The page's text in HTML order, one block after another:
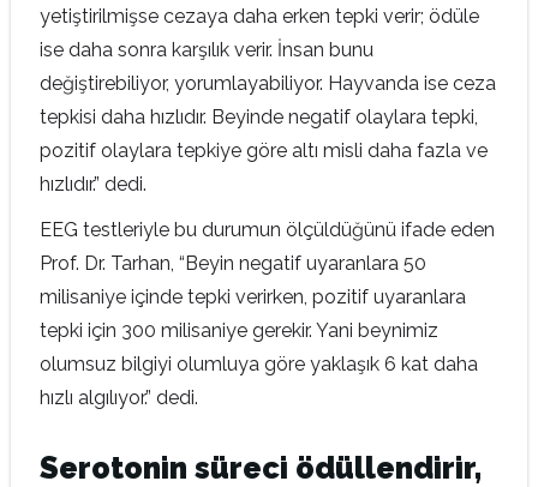
yetiştirilmişse cezaya daha erken tepki verir; ödüle
ise daha sonra karşılık verir. İnsan bunu
değiştirebiliyor, yorumlayabiliyor. Hayvanda ise ceza
tepkisi daha hızlıdır. Beyinde negatif olaylara tepki,
pozitif olaylara tepkiye göre altı misli daha fazla ve
hızlıdır.” dedi.
EEG testleriyle bu durumun ölçüldüğünü ifade eden
Prof. Dr. Tarhan, “Beyin negatif uyaranlara 50
milisaniye içinde tepki verirken, pozitif uyaranlara
tepki için 300 milisaniye gerekir. Yani beynimiz
olumsuz bilgiyi olumluya göre yaklaşık 6 kat daha
hızlı algılıyor.” dedi.
Serotonin süreci ödüllendirir,